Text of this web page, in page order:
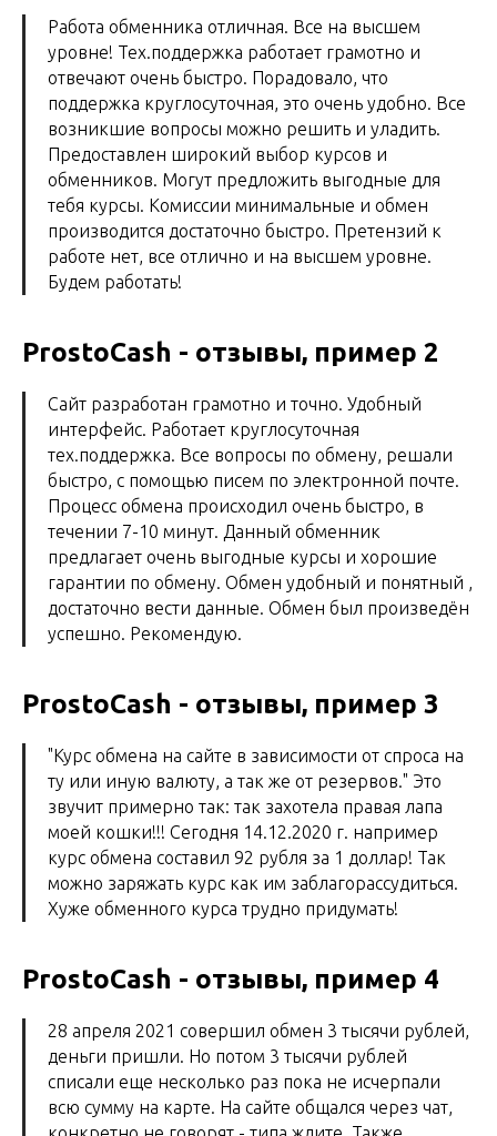
Работа обменника отличная. Все на высшем
уровне! Тех.поддержка работает грамотно и
отвечают очень быстро. Порадовало, что
поддержка круглосуточная, это очень удобно. Все
возникшие вопросы можно решить и уладить.
Предоставлен широкий выбор курсов и
обменников. Могут предложить выгодные для
тебя курсы. Комиссии минимальные и обмен
производится достаточно быстро. Претензий к
работе нет, все отлично и на высшем уровне.
Будем работать!
ProstoCash - отзывы, пример 2
Сайт разработан грамотно и точно. Удобный
интерфейс. Работает круглосуточная
тех.поддержка. Все вопросы по обмену, решали
быстро, с помощью писем по электронной почте.
Процесс обмена происходил очень быстро, в
течении 7-10 минут. Данный обменник
предлагает очень выгодные курсы и хорошие
гарантии по обмену. Обмен удобный и понятный ,
достаточно вести данные. Обмен был произведён
успешно. Рекомендую.
ProstoCash - отзывы, пример 3
"Курс обмена на сайте в зависимости от спроса на
ту или иную валюту, а так же от резервов." Это
звучит примерно так: так захотела правая лапа
моей кошки!!! Сегодня 14.12.2020 г. например
курс обмена составил 92 рубля за 1 доллар! Так
можно заряжать курс как им заблагорассудиться.
Хуже обменного курса трудно придумать!
ProstoCash - отзывы, пример 4
28 апреля 2021 совершил обмен 3 тысячи рублей,
деньги пришли. Но потом 3 тысячи рублей
списали еще несколько раз пока не исчерпали
всю сумму на карте. На сайте общался через чат,